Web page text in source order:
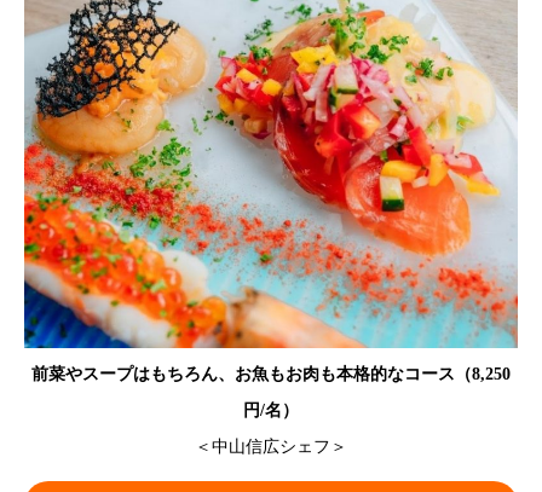
前菜やスープはもちろん、お魚もお肉も本格的なコース（8,250
円/名）
＜中山信広シェフ＞